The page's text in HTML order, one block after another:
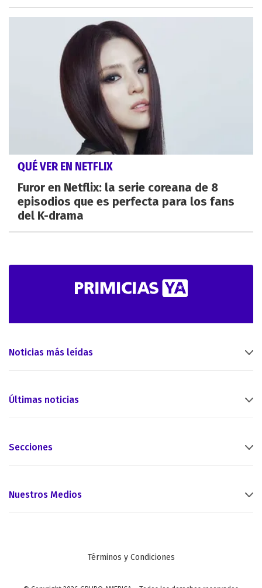
QUÉ VER EN NETFLIX
Furor en Netflix: la serie coreana de 8
episodios que es perfecta para los fans
del K-drama
Noticias más leídas
Últimas noticias
Secciones
Nuestros Medios
Términos y Condiciones